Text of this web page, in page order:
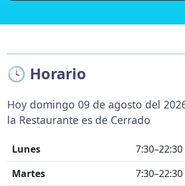
🕓 Horario
Hoy domingo 09 de agosto del
la Restaurante es de Cerrado
Lunes
7:30–22:30
Martes
7:30–22:30